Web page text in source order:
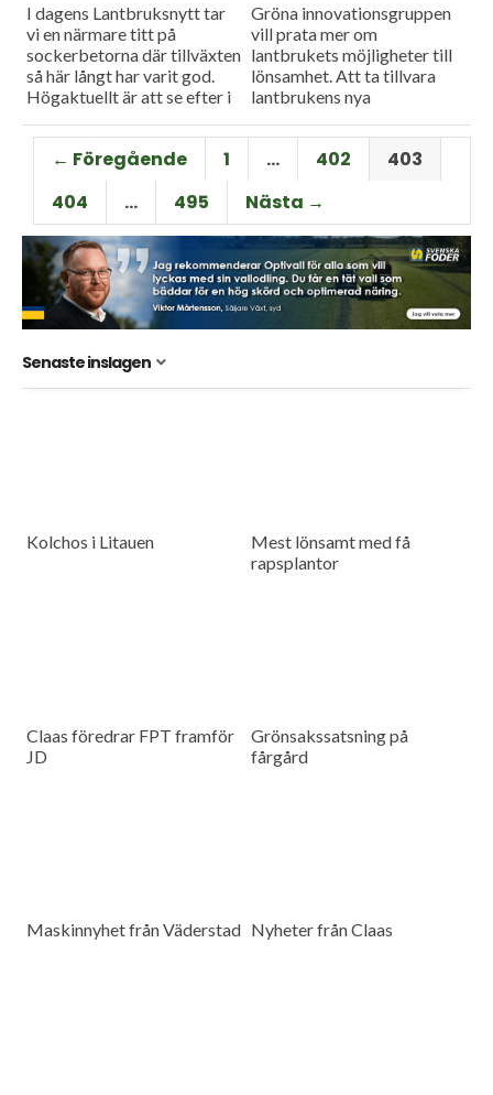
I dagens Lantbruksnytt tar
vi en närmare titt på
sockerbetorna där tillväxten
så här långt har varit god.
Högaktuellt är att se efter i
också...
Gröna innovationsgruppen
vill prata mer om
lantbrukets möjligheter till
lönsamhet. Att ta tillvara
lantbrukens nya
gruppens mål.
Spannmålspriserna ligger
stilla efter ett rejält fall förra
veckan. Vi har...
← Föregående 1 … 402
403
404
… 495 Nästa →
Senaste inslagen
Kolchos i Litauen
Mest lönsamt med få
rapsplantor
Claas föredrar FPT framför
JD
Grönsakssatsning på
fårgård
Maskinnyhet från Väderstad Nyheter från Claas